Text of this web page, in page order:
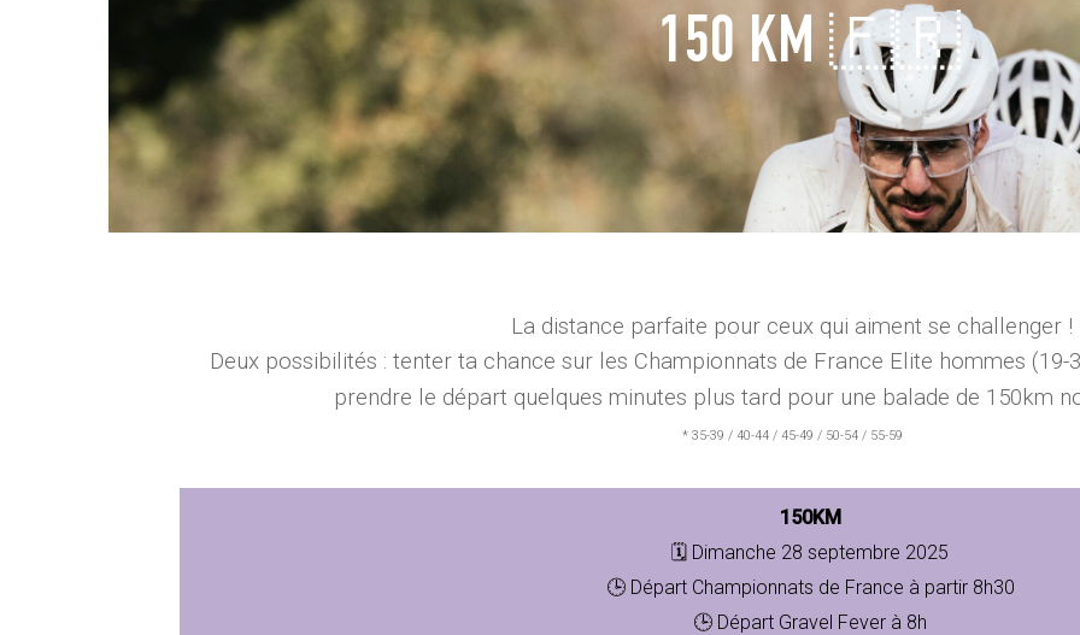
150 KM 🇫🇷
La distance parfaite pour ceux qui aiment se challenger !
Deux possibilités : tenter ta chance sur les Championnats de France Elite hommes (19-
prendre le départ quelques minutes plus tard pour une balade de 150km
* 35-39 / 40-44 / 45-49 / 50-54 / 55-59
150KM
🗓️ Dimanche 28 septembre 2025
🕒 Départ Championnats de France à partir 8h30
🕒 Départ Gravel Fever à 8h